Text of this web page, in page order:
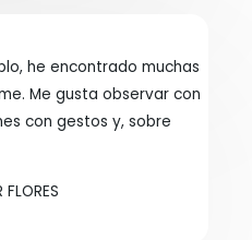
he encontrado muchas
Me gusta observar con
con gestos y, sobre
FLORES